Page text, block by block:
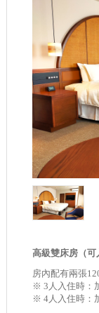
高級雙床房（可
房內配有兩張
※ 3人入住時：
※ 4人入住時：